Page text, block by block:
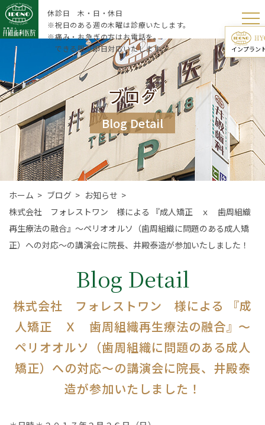
休診日 木・日・休日
※祝日のある週の木曜は診療いたします。
※痛み・お急ぎの方はお電話を。
できる限り即日対応いたします。
インプラン
ブログ
Blog Detail
ホーム > ブログ > お知らせ >
株式会社 フォレストワン 様による 『成人矯正 ｘ 歯周組織
再生療法の融合』〜ペリオオルソ（歯周組織に問題のある成人矯
正）への対応〜の講演会に院長、井殿泰造が参加いたしました！
Blog Detail
株式会社 フォレストワン 様による 『成
人矯正 Ｘ 歯周組織再生療法の融合』〜
ペリオオルソ（歯周組織に問題のある成人
矯正）への対応〜の講演会に院長、井殿泰
造が参加いたしました！